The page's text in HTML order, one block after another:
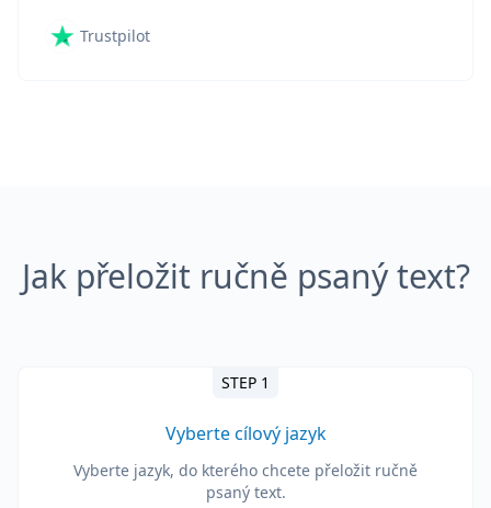
Trustpilot
Jak přeložit ručně psaný text?
STEP 1
Vyberte cílový jazyk
Vyberte jazyk, do kterého chcete přeložit ručně
psaný text.